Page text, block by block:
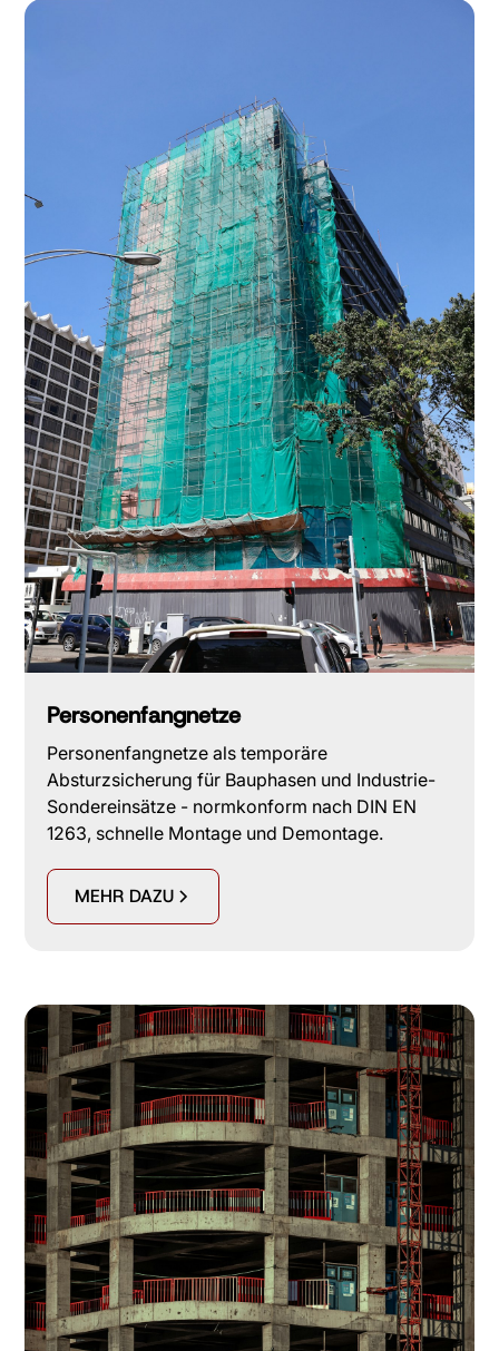
Personenfangnetze
Personenfangnetze als temporäre
Absturzsicherung für Bauphasen und Industrie-
Sondereinsätze - normkonform nach DIN EN
1263, schnelle Montage und Demontage.
MEHR DAZU